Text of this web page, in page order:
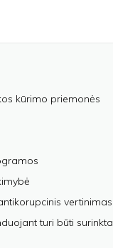
kūrimo priemonės
vertinimas
turi būti surinkta